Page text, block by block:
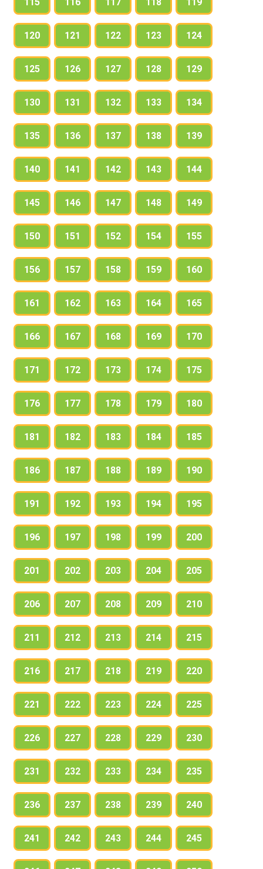
120 121 122 123 124
125 126 127 128 129
130 131 132 133 134
135 136 137 138 139
140 141 142 143 144
145 146 147 148 149
150 151 152 154 155
156 157 158 159 160
161 162 163 164 165
166 167 168 169 170
171 172 173 174 175
176 177 178 179 180
181 182 183 184 185
186 187 188 189 190
191 192 193 194 195
196 197 198 199 200
201 202 203 204 205
206 207 208 209 210
211 212 213 214 215
216 217 218 219 220
221 222 223 224 225
226 227 228 229 230
231 232 233 234 235
236 237 238 239 240
241 242 243 244 245